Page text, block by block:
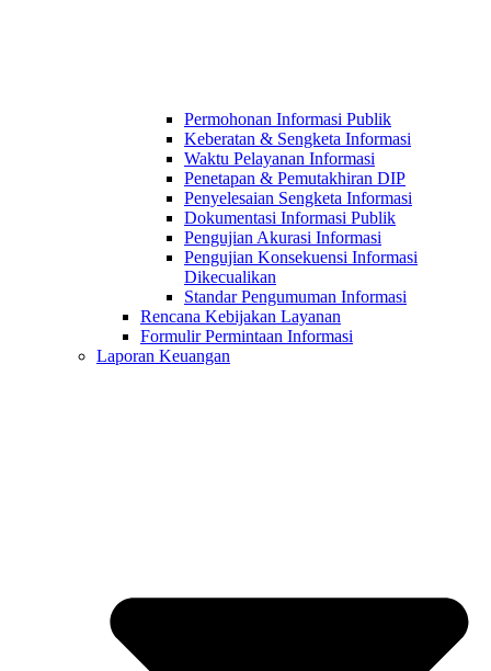
Permohonan Informasi Publik
Keberatan & Sengketa Informasi
Waktu Pelayanan Informasi
Penetapan & Pemutakhiran DIP
Penyelesaian Sengketa Informasi
Dokumentasi Informasi Publik
Pengujian Akurasi Informasi
Pengujian Konsekuensi Informasi
Dikecualikan
Standar Pengumuman Informasi
Rencana Kebijakan Layanan
Formulir Permintaan Informasi
Laporan Keuangan